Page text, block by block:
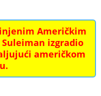
Američkim
izgradio
američkom